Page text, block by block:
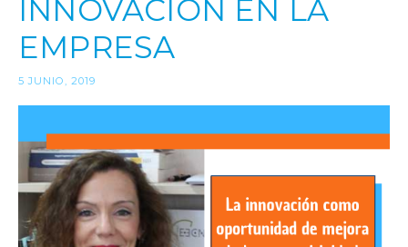
INNOVACIÓN EN LA
EMPRESA
5 JUNIO, 2019